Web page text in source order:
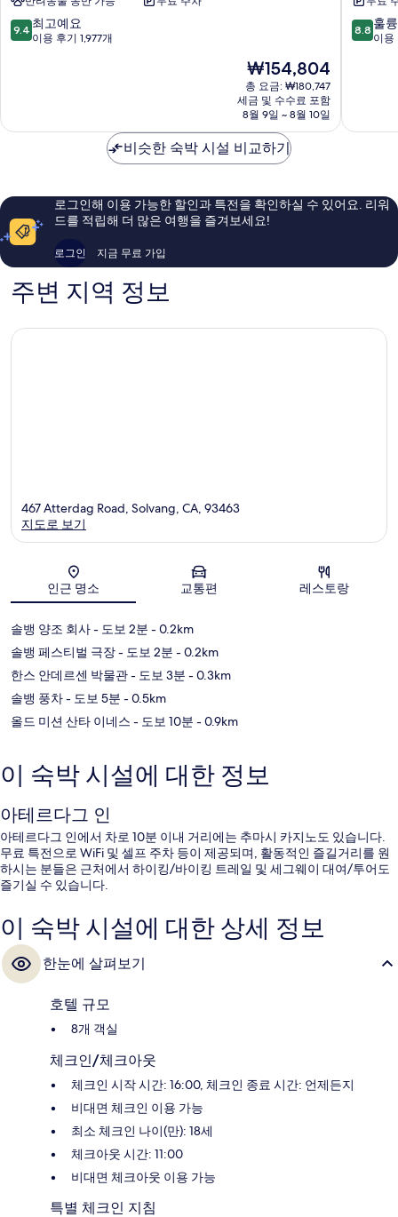
하
겐
인
뱅
10
점
최
이
후
기
9.4 최고예요
이용 후기 1,977개
현
재
요
금
₩154,804
₩154,804
총 요금: ₩180,747
세금 및 수수료 포함
8월 9일 ~ 8월 10일
텔
&
라
운
10
점
훌
이
용
8.8 훌
이용
비슷한 숙박 시설 비교하기
로그인해 이용 가능한 할인과 특전을 확인하실 수 있어요. 리워
드를 적립해 더 많은 여행을 즐겨보세요!
로그인 지금 무료 가입
주변 지역 정보
지도
467 Atterdag Road, Solvang, CA, 93463
지도로 보기
인근 명소 교통편 레스토랑
솔뱅 양조 회사- 도보 2분 - 0.2km
솔뱅 페스티벌 극장- 도보 2분 - 0.2km
한스 안데르센 박물관- 도보 3분 - 0.3km
솔뱅 풍차- 도보 5분 - 0.5km
올드 미션 산타 이네스 - 도보 10분 - 0.9km
이 숙박 시설에 대한 정보
아테르다그 인
아테르다그 인에서 차로 10분 이내 거리에는 추마시 카지노도 있습니다.
무료 특전으로 WiFi 및 셀프 주차 등이 제공되며, 활동적인 즐길거리를 원
하시는 분들은 근처에서 하이킹/바이킹 트레일 및 세그웨이 대여/투어도
즐기실 수 있습니다.
이 숙박 시설에 대한 상세 정보
한눈에 살펴보기
호텔 규모
8개 객실
체크인/체크아웃
체크인 시작 시간: 16:00, 체크인 종료 시간: 언제든지
비대면 체크인 이용 가능
최소 체크인 나이(만): 18세
체크아웃 시간: 11:00
비대면 체크아웃 이용 가능
특별 체크인 지침